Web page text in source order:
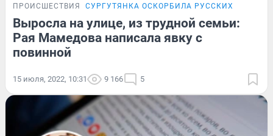
ПРОИСШЕСТВИЯ СУРГУТЯНКА ОСКОРБИЛА РУССКИХ
Выросла на улице, из трудной семьи:
Рая Мамедова написала явку с
повинной
15 июля, 2022, 10:31 9 166 5